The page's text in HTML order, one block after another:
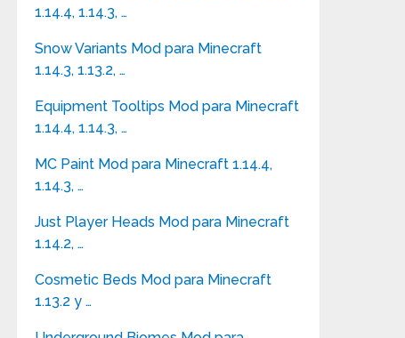
1.14.4, 1.14.3, …
Snow Variants Mod para Minecraft
1.14.3, 1.13.2, …
Equipment Tooltips Mod para Minecraft
1.14.4, 1.14.3, …
MC Paint Mod para Minecraft 1.14.4,
1.14.3, …
Just Player Heads Mod para Minecraft
1.14.2, …
Cosmetic Beds Mod para Minecraft
1.13.2 y …